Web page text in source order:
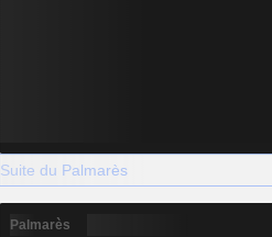
Suite du Palmarès
Palmarès